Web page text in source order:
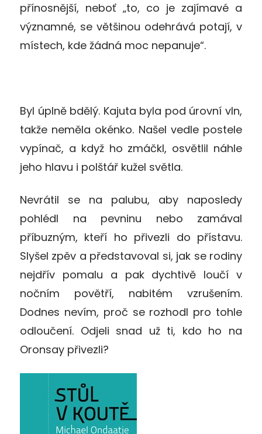
přínosnější, neboť „to, co je zajímavé a
významné, se většinou odehrává potají, v
místech, kde žádná moc nepanuje“.
Byl úplně bdělý. Kajuta byla pod úrovní vln,
takže neměla okénko. Našel vedle postele
vypínač, a když ho zmáčkl, osvětlil náhle
jeho hlavu i polštář kužel světla.
Nevrátil se na palubu, aby naposledy
pohlédl na pevninu nebo zamával
příbuzným, kteří ho přivezli do přístavu.
Slyšel zpěv a představoval si, jak se rodiny
nejdřív pomalu a pak dychtivě loučí v
nočním povětří, nabitém vzrušením.
Dodnes nevím, proč se rozhodl pro tohle
odloučení. Odjeli snad už ti, kdo ho na
Oronsay přivezli?